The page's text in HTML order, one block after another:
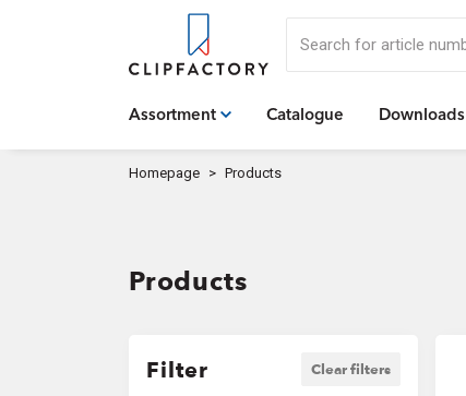
Assortment Catalogue Downloads
Homepage Products
Products
Filter Clear filters